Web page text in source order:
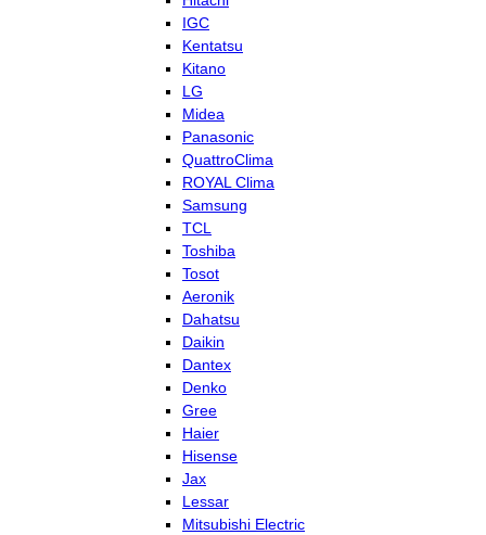
IGC
Kentatsu
Kitano
LG
Midea
Panasonic
QuattroClima
ROYAL Clima
Samsung
TCL
Toshiba
Tosot
Aeronik
Dahatsu
Daikin
Dantex
Denko
Gree
Haier
Hisense
Jax
Lessar
Mitsubishi Electric